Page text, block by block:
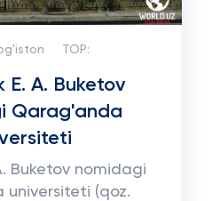
TOP:
E. A. Buketov
Qarag'anda
Buketov nomidagi
(qoz.